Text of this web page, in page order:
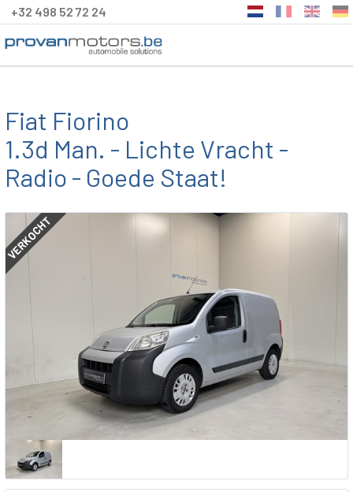
+32 498 52 72 24
Fiat Fiorino
1.3d Man. - Lichte Vracht -
Radio - Goede Staat!
VERKOCHT